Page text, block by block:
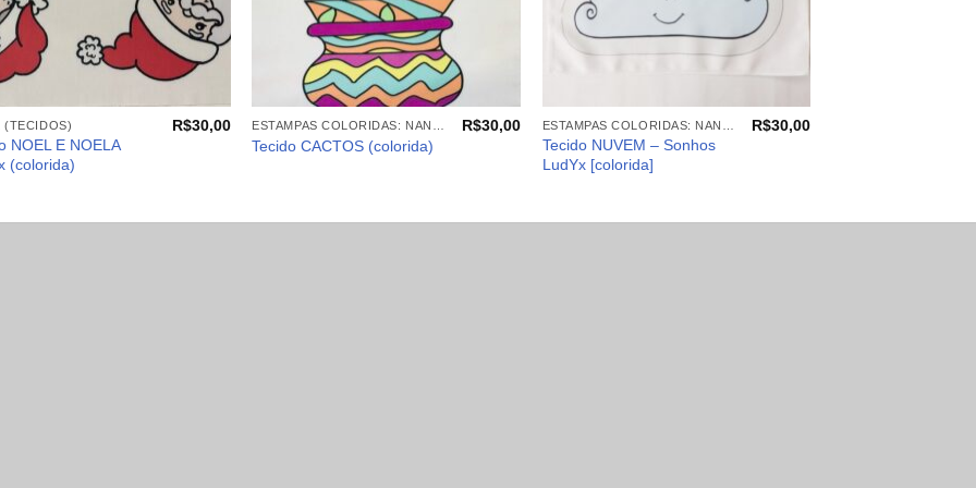
(TECIDOS)
NOEL E NOELA
(colorida)
R$30,00 ESTAMPAS COLORIDAS: NANINHAS, ALMOFADAS, PANÔS
Tecido CACTOS (colorida)
R$30,00 ESTAMPAS COLORIDAS: NANINHAS, ALMOFADAS, PANÔS
Tecido NUVEM – Sonhos
LudYx [colorida]
R$30,00